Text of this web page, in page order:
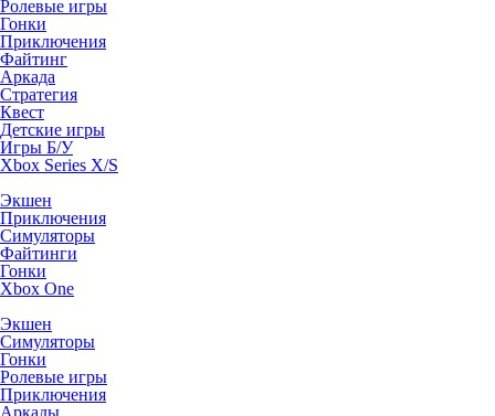
Ролевые игры
Гонки
Приключения
Файтинг
Аркада
Стратегия
Квест
Детские игры
Игры Б/У
Xbox Series X/S
Экшен
Приключения
Симуляторы
Файтинги
Гонки
Xbox One
Экшен
Симуляторы
Гонки
Ролевые игры
Приключения
Аркады